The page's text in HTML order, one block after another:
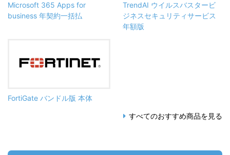
Microsoft 365 Apps for
business 年契約一括払
TrendAI ウイルスバスタービ
ジネスセキュリティサービス
年額版
FortiGate バンドル版 本体
すべてのおすすめ商品を見る